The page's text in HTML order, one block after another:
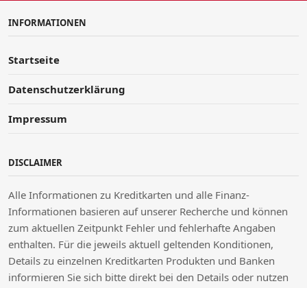
INFORMATIONEN
Startseite
Datenschutzerklärung
Impressum
DISCLAIMER
Alle Informationen zu Kreditkarten und alle Finanz-
Informationen basieren auf unserer Recherche und können
zum aktuellen Zeitpunkt Fehler und fehlerhafte Angaben
enthalten. Für die jeweils aktuell geltenden Konditionen,
Details zu einzelnen Kreditkarten Produkten und Banken
informieren Sie sich bitte direkt bei den Details oder nutzen